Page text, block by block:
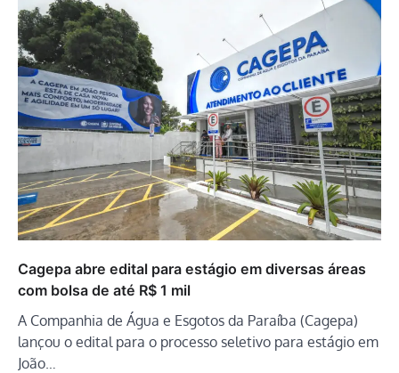
Cagepa abre edital para estágio em diversas áreas
com bolsa de até R$ 1 mil
A Companhia de Água e Esgotos da Paraíba (Cagepa)
lançou o edital para o processo seletivo para estágio em
João…